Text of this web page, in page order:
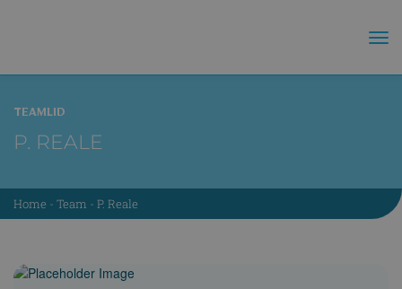
TEAMLID
P. REALE
Home - Team - P. Reale